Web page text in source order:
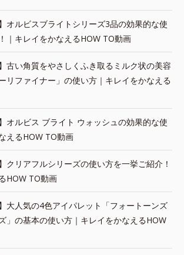
オルビスブライトシリーズ3品の効果的な使
｜キレイをかなえるHOW TO動画
古い角質をやさしくふき取るミルク状の美容
リファイナー」の使い方｜キレイをかなえる
オルビス ブライト ウォッシュの効果的な使
えるHOW TO動画
クリアフルシリーズの使い方を一挙ご紹介！
HOW TO動画
大人気の4色アイパレット「フォートーンズ
」の基本の使い方｜キレイをかなえるHOW